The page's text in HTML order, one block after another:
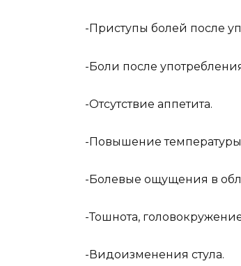
-Приступы болей после
-Боли после
-Отсутствие аппетита.
-Повышение температуры
-Болевые ощущения в
-Тошнота,
-Видоизменения стула.